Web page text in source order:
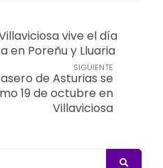
vive el día
en Poreñu y Lluaria
SIGUIENTE
de Asturias se
19 de octubre en
Villaviciosa